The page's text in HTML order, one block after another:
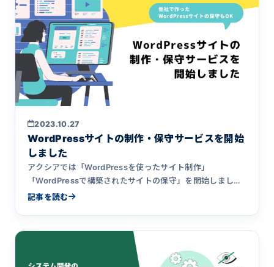
2023.10.27
WordPressサイトの制作・保守サービスを開始
しました
アクシアでは「WordPressを使ったサイト制作」
「WordPressで構築されたサイトの保守」を開始しまし
た。
記事を読む